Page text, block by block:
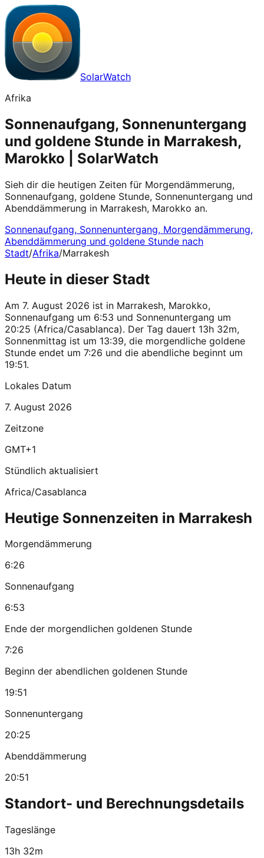
SolarWatch
Afrika
Sonnenaufgang, Sonnenuntergang
und goldene Stunde in Marrakesh,
Marokko | SolarWatch
Sieh dir die heutigen Zeiten für Morgendämmerung,
Sonnenaufgang, goldene Stunde, Sonnenuntergang und
Abenddämmerung in Marrakesh, Marokko an.
Sonnenaufgang, Sonnenuntergang, Morgendämmerung,
Abenddämmerung und goldene Stunde nach
Stadt/Afrika/Marrakesh
Heute in dieser Stadt
Am 7. August 2026 ist in Marrakesh, Marokko,
Sonnenaufgang um 6:53 und Sonnenuntergang um
20:25 (Africa/Casablanca). Der Tag dauert 13h 32m,
Sonnenmittag ist um 13:39, die morgendliche goldene
Stunde endet um 7:26 und die abendliche beginnt um
19:51.
Lokales Datum
7. August 2026
Zeitzone
GMT+1
Stündlich aktualisiert
Africa/Casablanca
Heutige Sonnenzeiten in Marrakesh
Morgendämmerung
6:26
Sonnenaufgang
6:53
Ende der morgendlichen goldenen Stunde
7:26
Beginn der abendlichen goldenen Stunde
19:51
Sonnenuntergang
20:25
Abenddämmerung
20:51
Standort- und Berechnungsdetails
Tageslänge
13h 32m